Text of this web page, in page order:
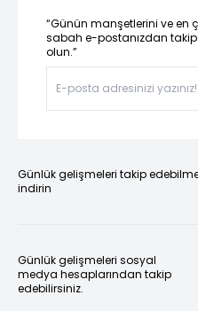
“Günün manşetlerini ve en
sabah e-postanızdan
olun.”
Günlük gelişmeleri takip
indirin
Günlük gelişmeleri sosyal
medya hesaplarından takip
edebilirsiniz.